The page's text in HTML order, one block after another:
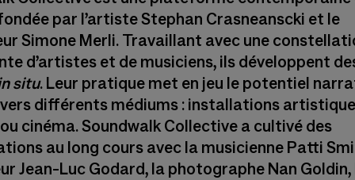
par l’artiste Stephan Crasneanscki et le
Simone Merli. Travaillant avec une
d’artistes et de musiciens, ils développent
situ. Leur pratique met en jeu le potentiel
différents médiums : installations
cinéma. Soundwalk Collective a cultivé des
au long cours avec la musicienne Patti
Jean-Luc Godard, la photographe Nan Goldin,